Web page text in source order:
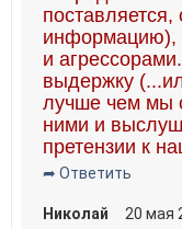
информацию),
и
выдержку
лучше чем мы
ними и
претензии к
➦ Ответить
Николай 20 мая